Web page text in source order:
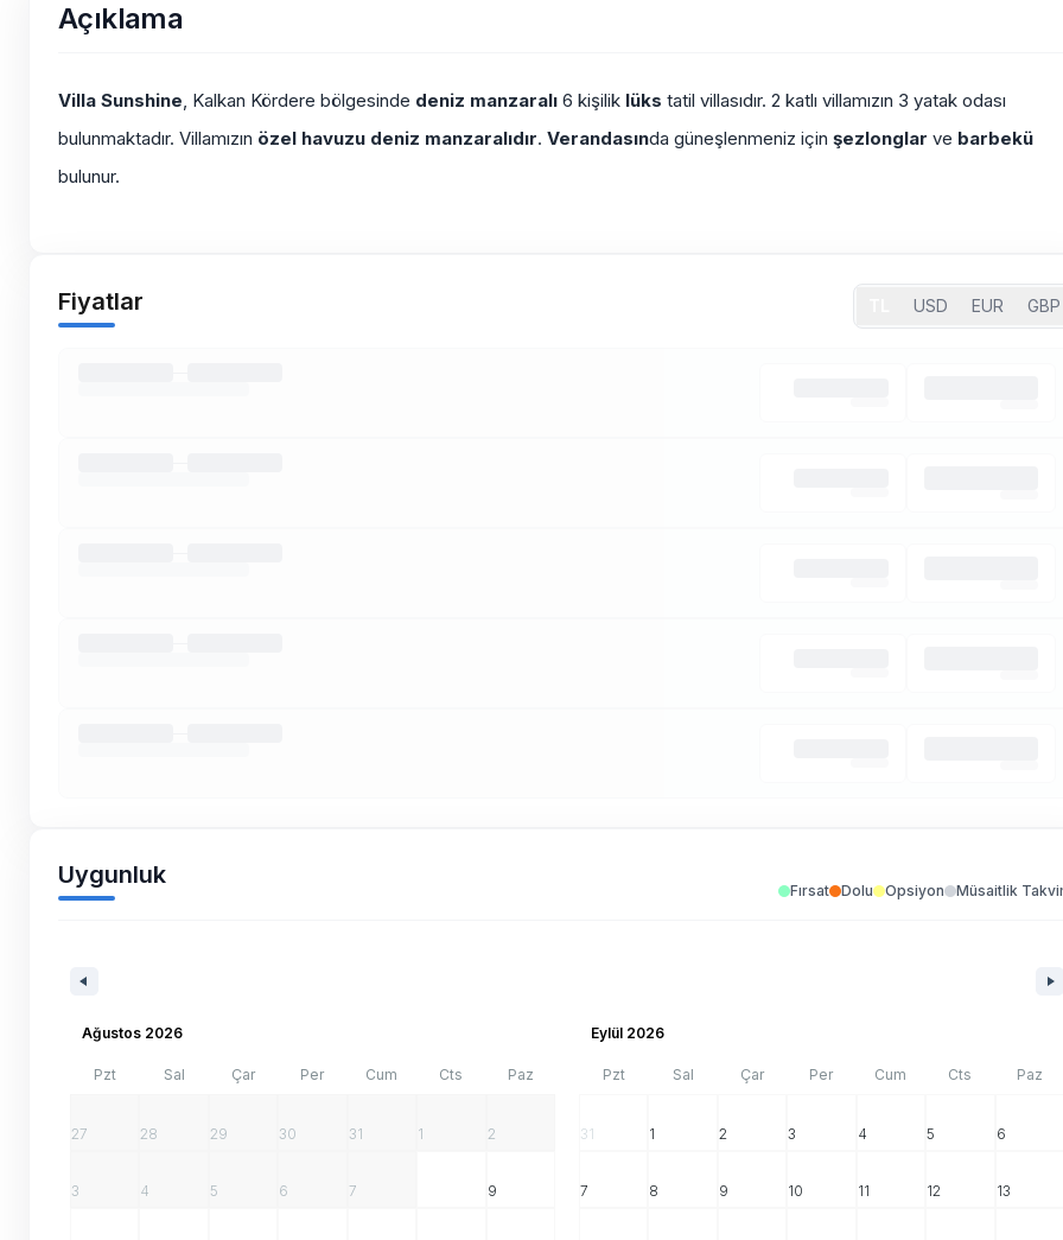
Açıklama
Villa Sunshine, Kalkan Kördere bölgesinde deniz manzaralı 6 kişilik lüks tatil villasıdır. 2 katlı villamızın 3 yatak odası
bulunmaktadır. Villamızın özel havuzu deniz manzaralıdır. Verandasında güneşlenmeniz için şezlonglar ve barbekü
bulunur.
Fiyatlar USD EUR GBP
Uygunluk
Fırsat Dolu Opsiyon Müsaitlik
Ağustos 2026
Pzt Sal Çar Per Cum Cts Paz
27 28 29 30 31 1 2
3 4 5 6 7 9
Eylül 2026
Pzt Sal Çar Per Cum Cts Paz
31 1 2 3 4 5 6
7 8 9 10 11 12 13